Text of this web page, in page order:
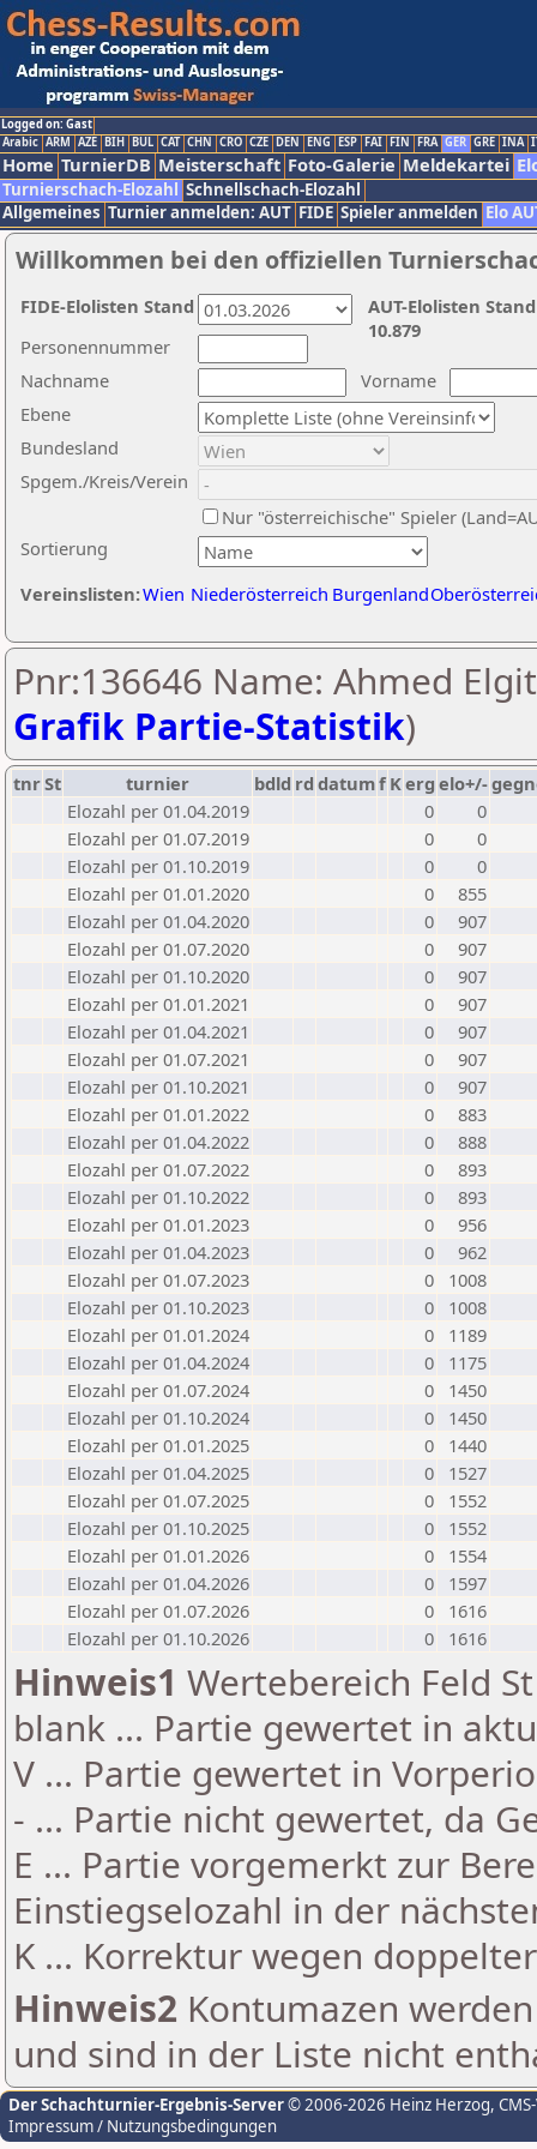
Logged on: Gast
Arabic ARM AZE BIH BUL CAT CHN CRO CZE DEN ENG ESP FAI FIN FRA GER GRE INA
Home TurnierDB Meisterschaft Foto-Galerie Meldekartei
Turnierschach-Elozahl Schnellschach-Elozahl
Allgemeines Turnier anmelden: AUT FIDE Spieler anmelden Elo
Willkommen bei den offiziellen
Nachname
Vorname
Ebene
Sortierung
Personennummer
Bundesland
Spgem./Kreis/Verein
Nur "österreichische" Spieler
Vereinslisten:Wien Niederösterreich Burgenland
AUT-Elolisten
10.879
FIDE-Elolisten Stand
Pnr:136646 Name: Ahmed
Grafik Partie-Statistik)
tnrSt turnier bdld rd datumf Kerg elo+/-
Elozahl per 01.04.2019
0
0
Elozahl per 01.07.2019
0
0
Elozahl per 01.10.2019
0
0
Elozahl per 01.01.2020
0
855
Elozahl per 01.04.2020
0
907
Elozahl per 01.07.2020
0
907
Elozahl per 01.10.2020
0
907
Elozahl per 01.01.2021
0
907
Elozahl per 01.04.2021
0
907
Elozahl per 01.07.2021
0
907
Elozahl per 01.10.2021
0
907
Elozahl per 01.01.2022
0
883
Elozahl per 01.04.2022
0
888
Elozahl per 01.07.2022
0
893
Elozahl per 01.10.2022
0
893
Elozahl per 01.01.2023
0
956
Elozahl per 01.04.2023
0
962
Elozahl per 01.07.2023
0
1008
Elozahl per 01.10.2023
0
1008
Elozahl per 01.01.2024
0
1189
Elozahl per 01.04.2024
0
1175
Elozahl per 01.07.2024
0
1450
Elozahl per 01.10.2024
0
1450
Elozahl per 01.01.2025
0
1440
Elozahl per 01.04.2025
0
1527
Elozahl per 01.07.2025
0
1552
Elozahl per 01.10.2025
0
1552
Elozahl per 01.01.2026
0
1554
Elozahl per 01.04.2026
0
1597
Elozahl per 01.07.2026
0
1616
Elozahl per 01.10.2026
0 1616
Hinweis1 Wertebereich Feld
blank ... Partie gewertet in
V ... Partie gewertet in
- ... Partie nicht gewertet, da
E ... Partie vorgemerkt zur
Einstiegselozahl in der
K ... Korrektur wegen
Hinweis2 Kontumazen
und sind in der Liste nicht
Der Schachturnier-Ergebnis-Server© 2006-2026 Heinz Herzog,
Impressum / Nutzungsbedingungen